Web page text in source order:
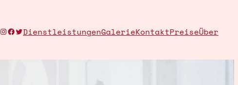
Instagram
Facebook
Twitter
DienstleistungenGalerieKontaktPreiseÜber